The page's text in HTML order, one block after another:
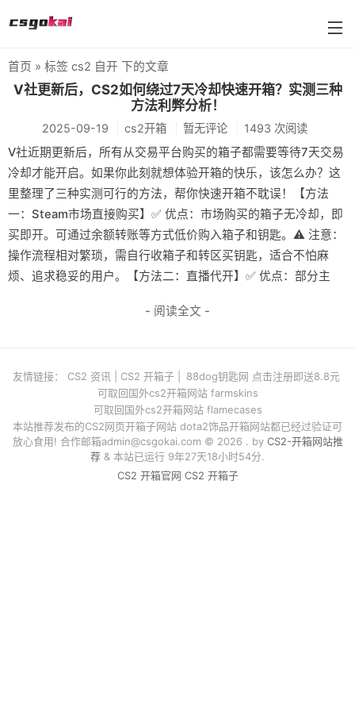
farmskins
88dog
flamecases
88hash-jp
首页 » 标签 cs2 自开 下的文章
V社更新后，CS2如何绕过7天冷却快速开箱？实测三种
方法利弊分析！
2025-09-19 cs2开箱 暂无评论 1493 次阅读
V社近期更新后，所有从交易平台购买的箱子都需要等待7天交易
冷却才能开启。如果你此刻就想体验开箱的快乐，该怎么办？这
里整理了三种实测可行的方法，帮你快速开箱不耽误！【方法
一：Steam市场直接购买】✅ 优点：市场购买的箱子无冷却，即
买即开。可通过余额转账等方式低价购入箱子和钥匙。⚠️ 注意：
操作流程相对繁琐，需自行收箱子和转区买钥匙，适合不怕麻
烦、追求稳妥的用户。【方法二：直播代开】✅ 优点：部分主
- 阅读全文 -
友情链接： CS2 资讯 CS2 开箱子
88dog钥匙网 点击注册即送8.8元
可取回国外cs2开箱网站 farmskins
可取回国外cs2开箱网站 flamecases
本站推荐发布的CS2网页开箱子网站 dota2饰品开箱网站都已经过验证可
放心食用! 合作邮箱admin@csgokai.com© 2026 . by CS2-开箱网站推
荐 & 本站已运行 9年27天18小时54分.
CS2 开箱官网 CS2 开箱子